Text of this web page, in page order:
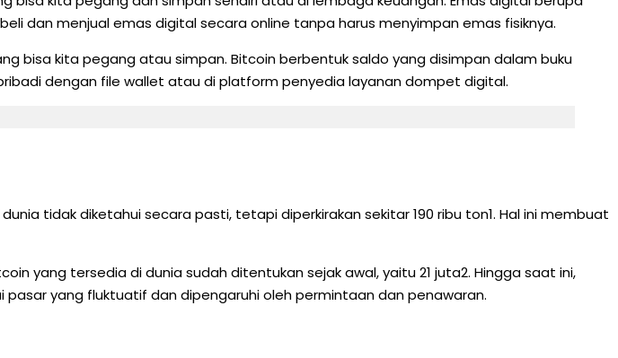
dan menjual emas digital secara online tanpa harus menyimpan emas fisiknya.
bisa kita pegang atau simpan. Bitcoin berbentuk saldo yang disimpan dalam buku
dengan file wallet atau di platform penyedia layanan dompet digital.
tidak diketahui secara pasti, tetapi diperkirakan sekitar 190 ribu ton1. Hal ini membuat
yang tersedia di dunia sudah ditentukan sejak awal, yaitu 21 juta2. Hingga saat ini,
pasar yang fluktuatif dan dipengaruhi oleh permintaan dan penawaran.